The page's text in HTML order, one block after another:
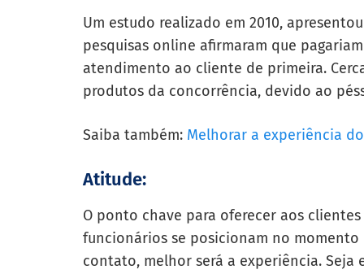
Um estudo realizado em 2010,
pesquisas online afirmaram que
atendimento ao cliente de primeira.
produtos da concorrência, devido ao
Saiba também: Melhorar a experiência
Atitude:
O ponto chave para oferecer aos
funcionários se posicionam no momento
contato, melhor será a experiência.